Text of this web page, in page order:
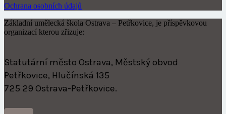
Ochrana osobních údajů
Základní umělecká škola Ostrava – Petřkovice, je příspěvkovou
organizací kterou zřizuje:
Statutární město Ostrava, Městský obvod
Petřkovice, Hlučínská 135
725 29 Ostrava-Petřkovice.